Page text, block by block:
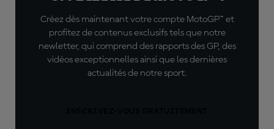
Créez dès maintenant votre compte MotoGP™ et
profitez de contenus exclusifs tels que notre
newletter, qui comprend des rapports des GP, des
vidéos exceptionnelles ainsi que les dernières
actualités de notre sport.